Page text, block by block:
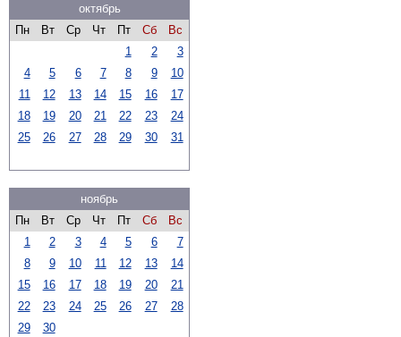
октябрь
Пн
Вт Ср Чт Пт Сб
Вс
1
2
3
4
5 6 7 8 9
10
11
12 13 14 15 16
17
18
19 20 21 22 23
24
25
26 27 28 29 30 31
ноябрь
Пн
Вт Ср Чт Пт Сб
Вс
1
2 3 4 5 6
7
8
9 10 11 12 13
14
15
16 17 18 19 20
21
22
23 24 25 26 27
28
29
30